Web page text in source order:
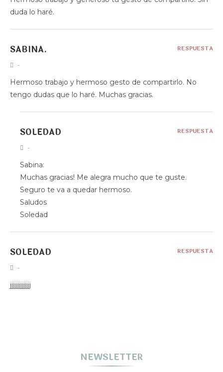
duda lo haré.
SABINA.
-
Hermoso trabajo y hermoso gesto de compartirlo. No
tengo dudas que lo haré. Muchas gracias.
RESPUESTA
SOLEDAD
-
Sabina:
Muchas gracias! Me alegra mucho que te guste.
Seguro te va a quedar hermoso.
Saludos
Soledad
RESPUESTA
SOLEDAD
-
jjjjjjjjjjjjjj
RESPUESTA
NEWSLETTER